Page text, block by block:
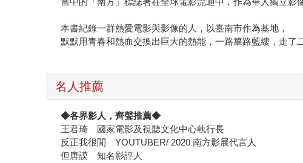
本書紀錄一群熱愛電影與影像的人，以臺南市作為基地，
默默用青春和熱血交換出巨大的熱能，一路篳路藍縷，走了
名人推薦
◆各界影人，齊聲推薦◆
王君琦 國家電影及視聽文化中心執行長
反正我很閒 YOUTUBER/ 2020 南方影展代言人
但唐謨 知名影評人